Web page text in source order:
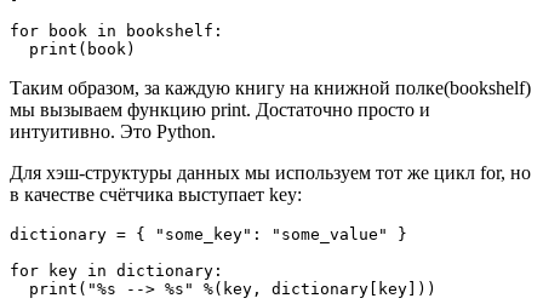
for book in bookshelf:
Таким образом, за каждую книгу на книжной полке(bookshelf)
мы вызываем функцию print. Достаточно просто и
интуитивно. Это Python.
Для хэш-структуры данных мы используем тот же цикл for, но
в качестве счётчика выступает key:
dictionary = { "some_key": "some_value" }
for key in dictionary:
  print("%s --> %s" %(key, dictionary[key]))